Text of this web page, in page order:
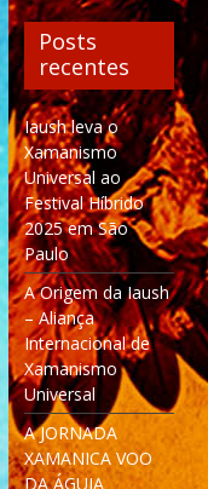
Posts
recentes
Iaush leva o
Xamanismo
Universal ao
Festival Híbrido
2025 em São
Paulo
A Origem da Iaush
– Aliança
Internacional de
Xamanismo
Universal
A JORNADA
XAMANICA VOO
DA ÁGUIA